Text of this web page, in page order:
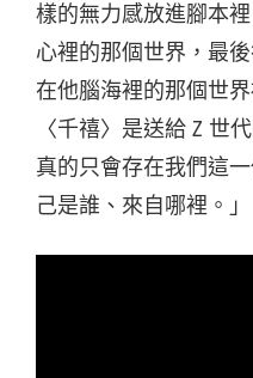
樣的無力感放進腳本
心裡的那個世界，最
在他腦海裡的那個世
〈千禧〉是送給 Z 世
真的只會存在我們這
己是誰、來自哪裡。」